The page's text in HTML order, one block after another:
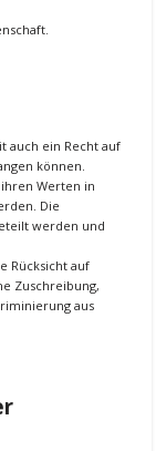
auch ein Recht auf
können.
Werten in
Die
werden und
Rücksicht auf
Zuschreibung,
aus